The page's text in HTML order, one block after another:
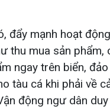
đẩy mạnh hoạt
thu mua sản phẩm,
ngay trên biển,
tàu cá khi phải về
động ngư dân